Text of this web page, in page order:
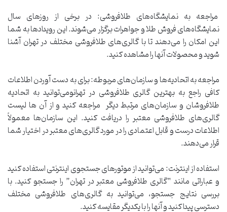
مراجعه به نمایشگاه‌های طلافروشی: در برخی از روزهای سال
نمایشگاه‌های فروش طلا و جواهرات برگزار می‌شوند. این رویدادها به شما
این امکان را می‌دهند تا با گالری‌های طلافروشی مختلف در تهران آشنا
شوید و محصولات آنها را مشاهده کنید.
مراجعه به اتحادیه‌ها و سازمان‌های مربوطه: برای به دست آوردن اطلاعات
کافی راجع به بهترین گالری طلافروشی در تهرانومی‌توانید به اتحادیه
طلافروشان و سازمان‌های مرتبط دیگر مراجعه کنید و از آن ها لیست
گالری‌های طلافروشی معتبر را دریافت کنید. این سازمان‌ها معمولاً
اطلاعات درست و قابل اعتمادی را در مورد گالری‌های معتبر در اختیار شما
قرار می‌دهند.
استفاده از اینترنت: می‌توانید از موتورهای جستجوی اینترنتی استفاده کنید
و عباراتی مانند “گالری طلافروشی معتبر در تهران” را جستجو کنید. با
بررسی نتایج جستجو، می‌توانید به گالری‌های طلافروشی مختلف
دسترسی پیدا کنید و آنها را با یکدیگر مقایسه کنید.